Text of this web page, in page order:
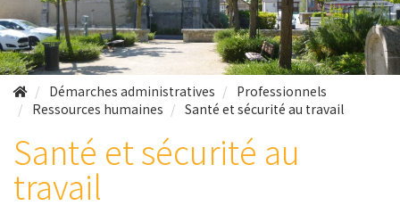
Démarches administratives
Professionnels
Ressources humaines
Santé et sécurité au travail
Santé et sécurité au
travail